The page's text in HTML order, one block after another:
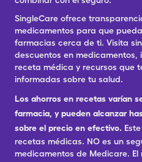
SingleCare ofrece
medicamentos para que
farmacias cerca de ti. Visita
descuentos en medicamentos,
receta médica y recursos que
informadas sobre tu salud.
Los ahorros en recetas varían
farmacia, y pueden alcanzar
sobre el precio en efectivo.
recetas médicas. NO es un
medicamentos de Medicare.